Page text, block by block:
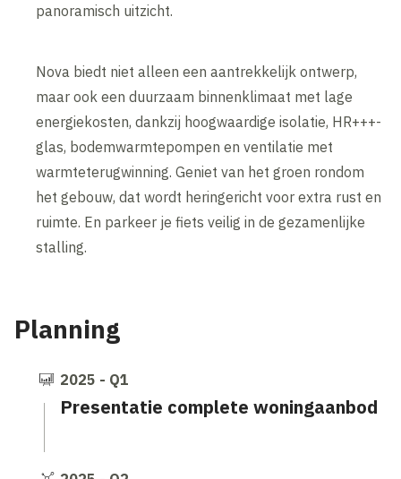
panoramisch uitzicht.
Nova biedt niet alleen een aantrekkelijk ontwerp,
maar ook een duurzaam binnenklimaat met lage
energiekosten, dankzij hoogwaardige isolatie, HR+++-
glas, bodemwarmtepompen en ventilatie met
warmteterugwinning. Geniet van het groen rondom
het gebouw, dat wordt heringericht voor extra rust en
ruimte. En parkeer je fiets veilig in de gezamenlijke
stalling.
Planning
Presentatie complete woningaanbod
2025 - Q1